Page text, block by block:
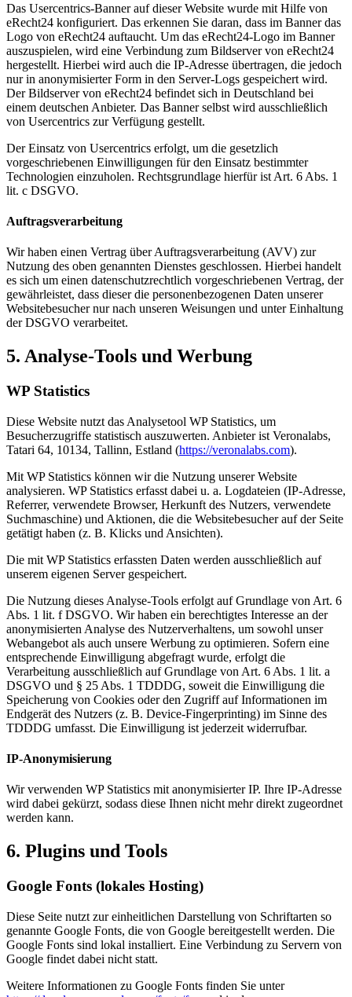
Das Usercentrics-Banner auf dieser Website wurde mit Hilfe von
eRecht24 konfiguriert. Das erkennen Sie daran, dass im Banner das
Logo von eRecht24 auftaucht. Um das eRecht24-Logo im Banner
auszuspielen, wird eine Verbindung zum Bildserver von eRecht24
hergestellt. Hierbei wird auch die IP-Adresse übertragen, die jedoch
nur in anonymisierter Form in den Server-Logs gespeichert wird.
Der Bildserver von eRecht24 befindet sich in Deutschland bei
einem deutschen Anbieter. Das Banner selbst wird ausschließlich
von Usercentrics zur Verfügung gestellt.
Der Einsatz von Usercentrics erfolgt, um die gesetzlich
vorgeschriebenen Einwilligungen für den Einsatz bestimmter
Technologien einzuholen. Rechtsgrundlage hierfür ist Art. 6 Abs. 1
lit. c DSGVO.
Auftragsverarbeitung
Wir haben einen Vertrag über Auftragsverarbeitung (AVV) zur
Nutzung des oben genannten Dienstes geschlossen. Hierbei handelt
es sich um einen datenschutzrechtlich vorgeschriebenen Vertrag, der
gewährleistet, dass dieser die personenbezogenen Daten unserer
Websitebesucher nur nach unseren Weisungen und unter Einhaltung
der DSGVO verarbeitet.
5. Analyse-Tools und Werbung
WP Statistics
Diese Website nutzt das Analysetool WP Statistics, um
Besucherzugriffe statistisch auszuwerten. Anbieter ist Veronalabs,
Tatari 64, 10134, Tallinn, Estland (https://veronalabs.com).
Mit WP Statistics können wir die Nutzung unserer Website
analysieren. WP Statistics erfasst dabei u. a. Logdateien (IP-Adresse,
Referrer, verwendete Browser, Herkunft des Nutzers, verwendete
Suchmaschine) und Aktionen, die die Websitebesucher auf der Seite
getätigt haben (z. B. Klicks und Ansichten).
Die mit WP Statistics erfassten Daten werden ausschließlich auf
unserem eigenen Server gespeichert.
Die Nutzung dieses Analyse-Tools erfolgt auf Grundlage von Art. 6
Abs. 1 lit. f DSGVO. Wir haben ein berechtigtes Interesse an der
anonymisierten Analyse des Nutzerverhaltens, um sowohl unser
Webangebot als auch unsere Werbung zu optimieren. Sofern eine
entsprechende Einwilligung abgefragt wurde, erfolgt die
Verarbeitung ausschließlich auf Grundlage von Art. 6 Abs. 1 lit. a
DSGVO und § 25 Abs. 1 TDDDG, soweit die Einwilligung die
Speicherung von Cookies oder den Zugriff auf Informationen im
Endgerät des Nutzers (z. B. Device-Fingerprinting) im Sinne des
TDDDG umfasst. Die Einwilligung ist jederzeit widerrufbar.
IP-Anonymisierung
Wir verwenden WP Statistics mit anonymisierter IP. Ihre IP-Adresse
wird dabei gekürzt, sodass diese Ihnen nicht mehr direkt zugeordnet
werden kann.
6. Plugins und Tools
Google Fonts (lokales Hosting)
Diese Seite nutzt zur einheitlichen Darstellung von Schriftarten so
genannte Google Fonts, die von Google bereitgestellt werden. Die
Google Fonts sind lokal installiert. Eine Verbindung zu Servern von
Google findet dabei nicht statt.
Weitere Informationen zu Google Fonts finden Sie unter